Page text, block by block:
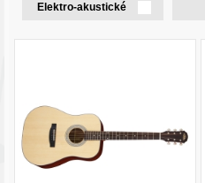
Elektro-akustické